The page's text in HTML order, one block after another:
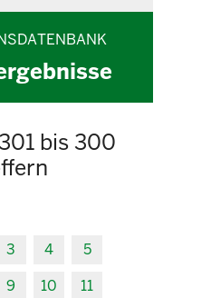
bis 300
3 4
5
9 10
11